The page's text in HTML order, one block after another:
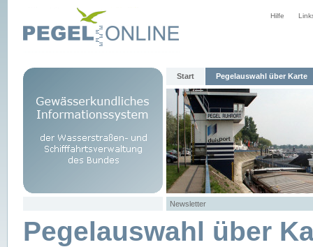
Hilfe
Start Pegelauswahl über Karte
Newsletter
Pegelauswahl über